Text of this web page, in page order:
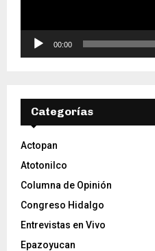
t
r
v
e
o
00:00
Categorías
Actopan
Atotonilco
Columna de Opinión
Congreso Hidalgo
Entrevistas en Vivo
Epazoyucan